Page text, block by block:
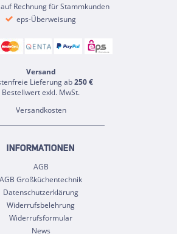
Rechnung für Stammkunden
eps-Überweisung
Versand
Lieferung ab250 €
Bestellwert exkl. MwSt.
Versandkosten
INFORMATIONEN
AGB
AGB Großküchentechnik
Datenschutzerklärung
Widerrufsbelehrung
Widerrufsformular
News